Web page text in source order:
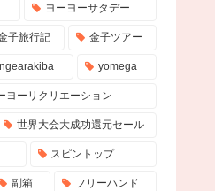
ヨーヨーサタデー
子旅行記 金子ツアー
yomega
ヨーリクリエーション
世界大会大成功還元セール
スピントップ
副箱 フリーハンド